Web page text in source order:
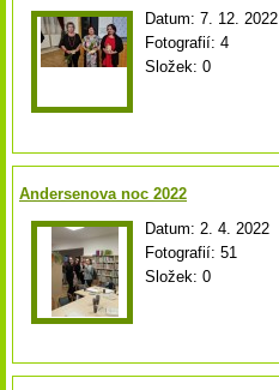
Datum: 7. 12. 2022
Fotografií: 4
Složek: 0
Andersenova noc 2022
Datum: 2. 4. 2022
Fotografií: 51
Složek: 0